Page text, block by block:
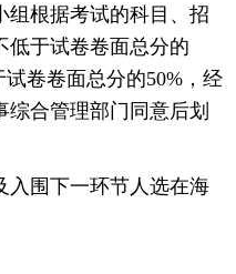
组根据考试的科目、招
低于试卷卷面总分的
卷卷面总分的50%，经
合管理部门同意后划
入围下一环节人选在海